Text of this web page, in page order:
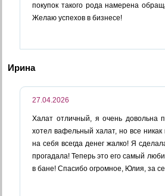
покупок такого рода намерена
Желаю успехов в бизнесе!
Ирина
27.04.2026
Халат отличный, я очень довольна
хотел вафельный халат, но все
на себя всегда денег жалко! Я
прогадала! Теперь это его самый
в бане! Спасибо огромное, Юлия, за